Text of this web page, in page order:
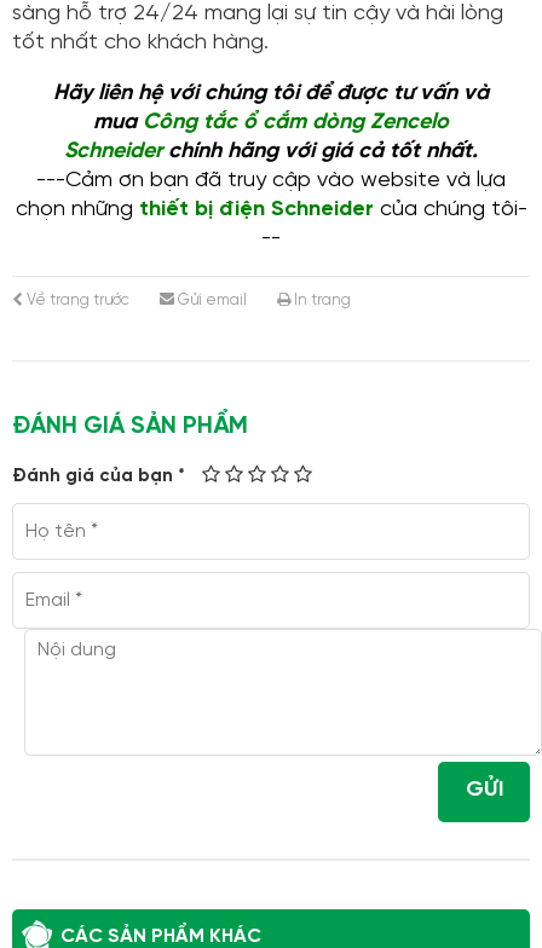
sàng hỗ trợ 24/24 mang lại sự tin cậy và hài lòng
tốt nhất cho khách hàng.
Hãy liên hệ với chúng tôi để được tư vấn và
mua Công tắc ổ cắm dòng Zencelo
Schneiderchính hãng với giá cả tốt nhất.
---Cảm ơn bạn đã truy cập vào website và lựa
chọn những thiết bị điện Schneider của chúng tôi-
--
Về trang trước Gửi email In trang
ĐÁNH GIÁ SẢN PHẨM
Đánh giá của bạn *
GỬI
CÁC SẢN PHẨM KHÁC